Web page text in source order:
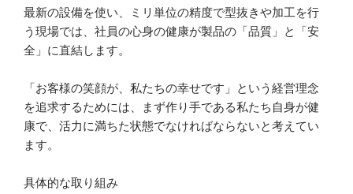
最新の設備を使い、ミリ単位の精度で型抜きや加工を行
う現場では、社員の心身の健康が製品の「品質」と「安
全」に直結します。
「お客様の笑顔が、私たちの幸せです」という経営理念
を追求するためには、まず作り手である私たち自身が健
康で、活力に満ちた状態でなければならないと考えてい
ます。
具体的な取り組み